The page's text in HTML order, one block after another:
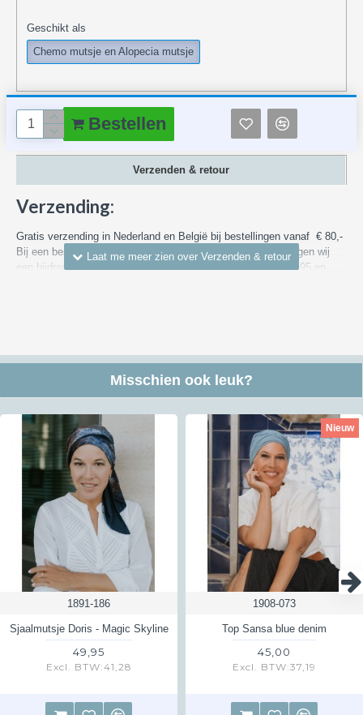
Geschikt als
Chemo mutsje en Alopecia mutsje
Bestellen
Verzenden & retour
Verzending:
Gratis verzending in Nederland en België bij bestellingen vanaf € 80,-
Bij een bestelling met een waarde van minder dan € 80,- vragen wij
een bijdrage in de bezorgkosten binnen Nederland vanaf € 4,95 en
Retour:
kun je gebruik maken van ons antwoordnummer - hiervoor moet je het
etiket gebruiken dat je na de aanmelding van je retour ontvangt. Een
retour kan vaak gratis teruggestuurd via dat antwoordnummer maar
niet altijd; lees hierna hoe dat werkt. Een geheel gratis retour is
niet
mogelijk voor zendingen met een verzendbewijs of track&trace code
verstuurd worden of voor doosjes. Hiervoor berekenen wij de helft aan
kosten aan je door. Verstuur je het via een brievenbus zonder
Track&Trace of verzendbewijs dan betalen wij de retourkosten wel
helemaal. Zo betalen wij voor iedere klant die een retour instuurt via
ons antwoordnummer het zelfde bedrag. Wil je dus een verzendbewijs
of Track&Trace als bewijsje dat je het verzonden hebt dan kost dat
vanuit Nederland € 3,50 en vanuit België € 4,50
Misschien ook leuk?
1891-186
Sjaalmutsje Doris - Magic Skyline
49,95
Excl. BTW:41,28
Nieuw
1908-073
Top Sansa blue denim
45,00
Excl. BTW:37,19